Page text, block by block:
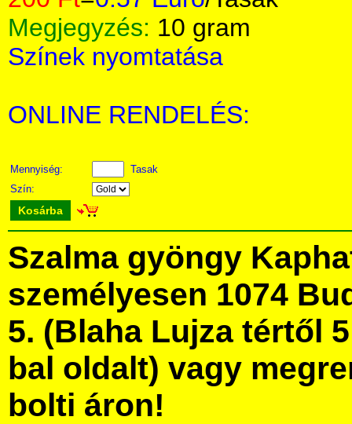
Megjegyzés: 10 gram
Színek nyomtatása
ONLINE RENDELÉS:
Mennyiség:
Tasak
Szín:
Kosárba
Szalma gyöngy
személyesen 1074
5. (Blaha Lujza tértől
bal oldalt) vagy
bolti áron!